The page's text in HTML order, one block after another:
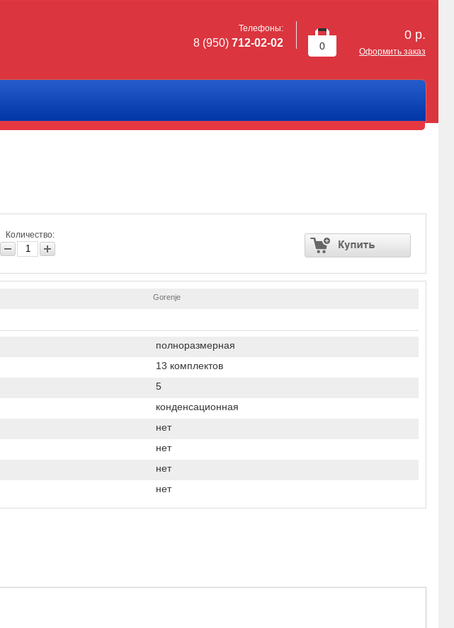
0
0 р.
Оформить заказ
Телефоны:
8 (950) 712-02-02
Количество:
Gorenje
полноразмерная
13 комплектов
5
конденсационная
нет
нет
нет
нет